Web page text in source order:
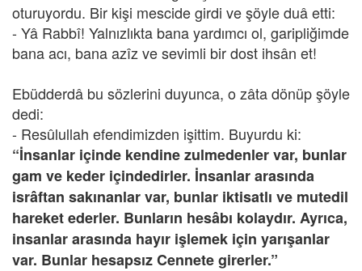
oturuyordu. Bir kişi mescide girdi ve şöyle duâ etti:
- Yâ Rabbî! Yalnızlıkta bana yardımcı ol, garipliğimde
bana acı, bana azîz ve sevimli bir dost ihsân et!
Ebüdderdâ bu sözlerini duyunca, o zâta dönüp şöyle
dedi:
- Resûlullah efendimizden işittim. Buyurdu ki:
“İnsanlar içinde kendine zulmedenler var, bunlar
gam ve keder içindedirler. İnsanlar arasında
isrâftan sakınanlar var, bunlar iktisatlı ve mutedil
hareket ederler. Bunların hesâbı kolaydır. Ayrıca,
insanlar arasında hayır işlemek için yarışanlar
var. Bunlar hesapsız Cennete girerler.”